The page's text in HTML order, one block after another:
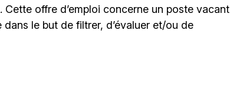
offre d’emploi concerne un poste vacant
dans le but de filtrer, d’évaluer et/ou de